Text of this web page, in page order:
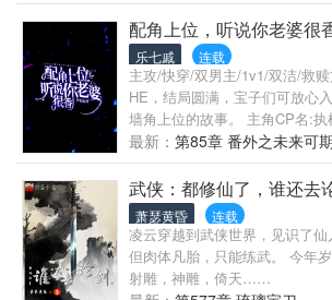
都叫杀人。 当精神病院的十八岁
枪毙，他死前其实是有些遗憾的
那人割几刀对方就死了。 所以当
睁眼时，第一眼看到的是天花
颅，对方那双凸出的眼珠含血
笑了起来。 虞时玖沉默几秒，
断闭眼继续昏睡。 女人头：
外的游戏世界秩序平稳，似乎每
静下，但虞时玖知道，不可能会
如果看似很安全，那么只有一个
界，更危险。 果然，这是一个
诞地方。 不是传统无限流，除
配角上位，听说你老婆很
乐七戚 连载
主攻/快穿/双男主/1v1/双洁/救
HE，结局圆满，宝子们可放心
墙角上位的故事。 主角CP名:
统，无金手指，主角无记忆，平
爱意，去寻觅彼此的踪迹。 主
不同有细微区别，所有故事HE
不定， :豪门霸少×凄惨被人玩弄
借着拥抱和救赎的名义，去伤害
高的开。 ─微恐怖/微无限流/鬼
演绎─演绎剧本换来的五个银元
执，我爱你。” “你只有一份微小
最新： 第85章 番外之未来可
武侠：都修仙了，谁还去
萧瑟黄昏 连载
凌云穿越到武侠世界，见识了仙
但肉体凡胎，只能练武。 今年
射雕，神雕，倚天……